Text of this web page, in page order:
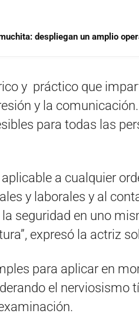
despliegan un amplio
y práctico que
y la
para todas las
a cualquier
y laborales y al
seguridad en uno
expresó la actriz
para aplicar en
el nerviosismo